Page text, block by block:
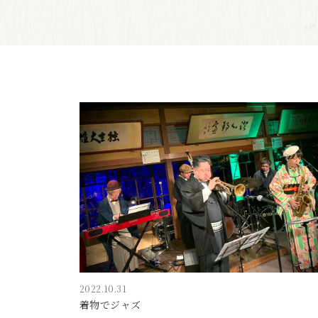
2022.10.31
着物でジャズ